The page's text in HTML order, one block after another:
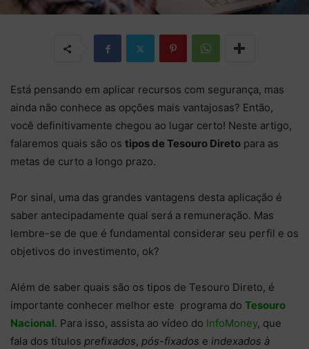
Está pensando em aplicar recursos com segurança, mas
ainda não conhece as opções mais vantajosas? Então,
você definitivamente chegou ao lugar certo! Neste artigo,
falaremos quais são os tipos de Tesouro Direto para as
metas de curto a longo prazo.
Por sinal, uma das grandes vantagens desta aplicação é
saber antecipadamente qual será a remuneração. Mas
lembre-se de que é fundamental considerar seu perfil e os
objetivos do investimento, ok?
Além de saber quais são os tipos de Tesouro Direto, é
importante conhecer melhor este programa do Tesouro
Nacional. Para isso, assista ao vídeo do InfoMoney, que
fala dos títulos prefixados, pós-fixados e indexados à